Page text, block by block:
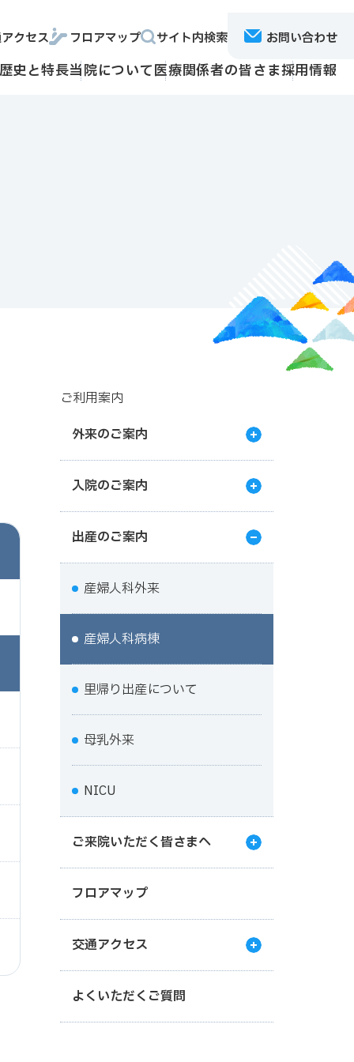
史と特長当院について医療関係者の皆さま採用情報
クセス フロアマップ サイト内検索 お問い合わせ
ご利用案内
外来のご案内
入院のご案内
出産のご案内
産婦人科外来
産婦人科病棟
里帰り出産について
母乳外来
NICU
ご来院いただく皆さまへ
フロアマップ
交通アクセス
よくいただくご質問